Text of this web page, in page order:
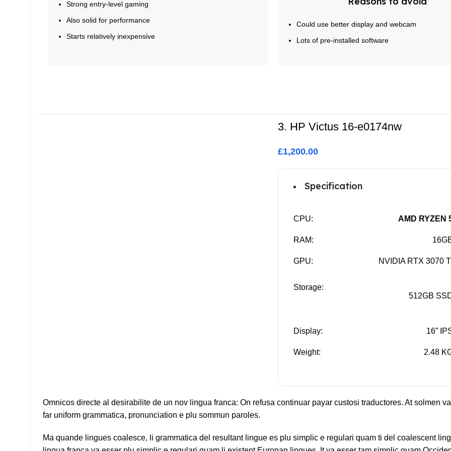
Strong entry-level gaming
Also solid for performance
Starts relatively inexpensive
Could use better display and webcam
Lots of pre-installed software
3. HP Victus 16-e0174nw
£1,200.00
Specification
CPU: AMD RYZEN
RAM:
GPU: NVIDIA RTX 3070
Storage:
512GB
Display: 16”
Weight: 2.48
Omnicos directe al desirabilite de un nov lingua franca: On refusa continuar payar custosi traductores. At solmen
far uniform grammatica, pronunciation e plu sommun paroles.
Ma quande lingues coalesce, li grammatica del resultant lingue es plu simplic e regulari quam ti del coalescent